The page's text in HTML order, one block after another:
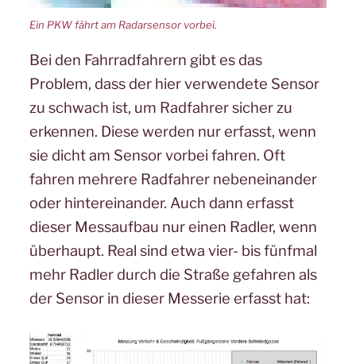
Ein PKW fährt am Radarsensor vorbei.
Bei den Fahrradfahrern gibt es das
Problem, dass der hier verwendete Sensor
zu schwach ist, um Radfahrer sicher zu
erkennen. Diese werden nur erfasst, wenn
sie dicht am Sensor vorbei fahren. Oft
fahren mehrere Radfahrer nebeneinander
oder hintereinander. Auch dann erfasst
dieser Messaufbau nur einen Radler, wenn
überhaupt. Real sind etwa vier- bis fünfmal
mehr Radler durch die Straße gefahren als
der Sensor in dieser Messerie erfasst hat: